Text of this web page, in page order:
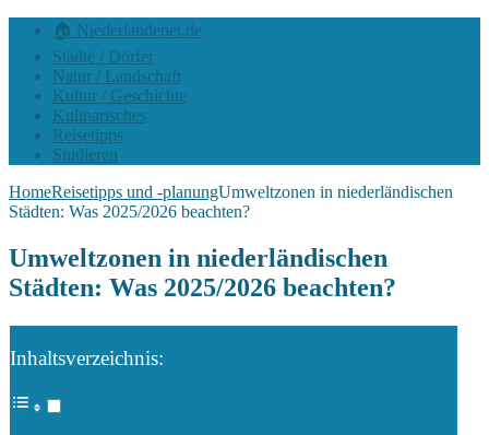
🏠 Niederlandenet.de
Städte / Dörfer
Natur / Landschaft
Kultur / Geschichte
Kulinarisches
Reisetipps
Studieren
HomeReisetipps und -planungUmweltzonen in niederländischen
Städten: Was 2025/2026 beachten?
Umweltzonen in niederländischen
Städten: Was 2025/2026 beachten?
Inhaltsverzeichnis: